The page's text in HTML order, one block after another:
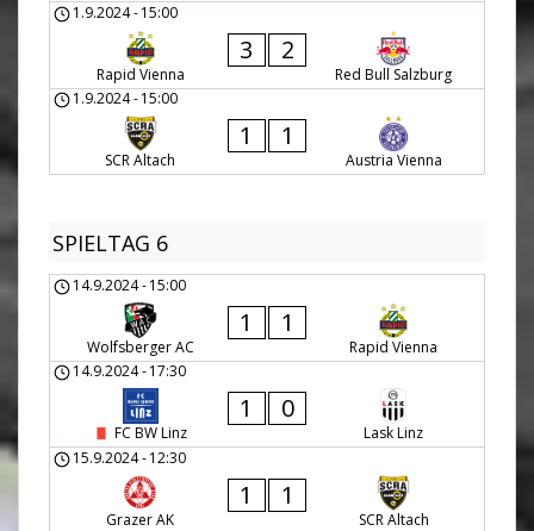
1.9.2024-15:00
Rapid Vienna
3 2
Red Bull Salzburg
1.9.2024-15:00
SCR Altach
1 1
Austria Vienna
SPIELTAG 6
14.9.2024-15:00
Wolfsberger AC
1 1
Rapid Vienna
14.9.2024-17:30
FC BW Linz
1 0
Lask Linz
15.9.2024-12:30
Grazer AK
1 1
SCR Altach